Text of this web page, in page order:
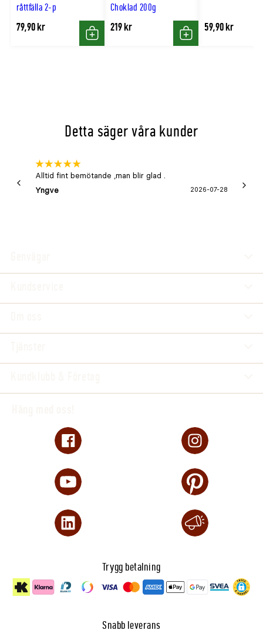
råttfälla 2-p
79,90 kr
Köp
Choklad 200g
219 kr
Köp
59,90 kr
Detta säger våra kunder
Alltid fint bemötande ,man blir glad .
Yngve
2026-07-28
Trygg betalning
Snabb leverans